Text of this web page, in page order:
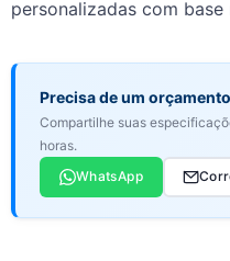
personalizadas com base
Precisa de um
Compartilhe suas
horas.
WhatsApp